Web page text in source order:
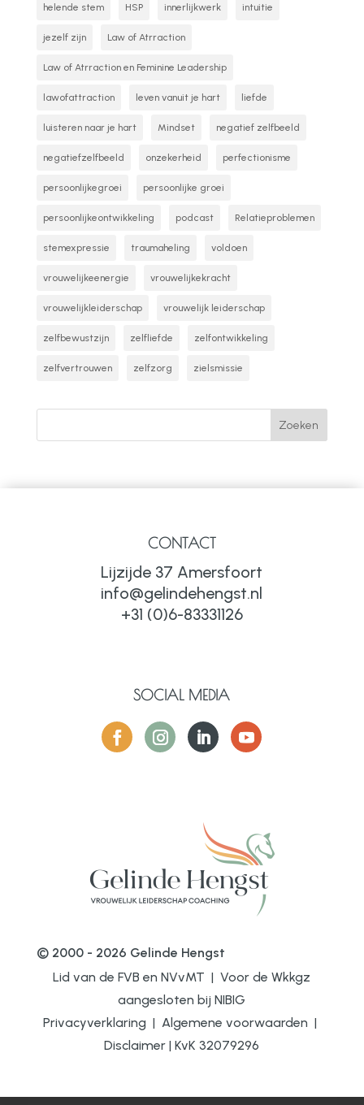
helende stem HSP innerlijkwerk intuitie
jezelf zijn Law of Atrraction
Law of Atrraction en Feminine Leadership
lawofattraction leven vanuit je hart liefde
luisteren naar je hart Mindset negatief zelfbeeld
negatiefzelfbeeld onzekerheid perfectionisme
persoonlijkegroei persoonlijke groei
persoonlijkeontwikkeling podcast Relatieproblemen
stemexpressie traumaheling voldoen
vrouwelijkeenergie vrouwelijkekracht
vrouwelijkleiderschap vrouwelijk leiderschap
zelfbewustzijn zelfliefde zelfontwikkeling
zelfvertrouwen zelfzorg zielsmissie
CONTACT
Lijzijde 37 Amersfoort
info@gelindehengst.nl
+31 (0)6-83331126
SOCIAL MEDIA
© 2000 - 2026 Gelinde Hengst
Lid van de FVB en NVvMT | Voor de Wkkgz
aangesloten bij NIBIG
Privacyverklaring |Algemene voorwaarden |
Disclaimer |KvK 32079296